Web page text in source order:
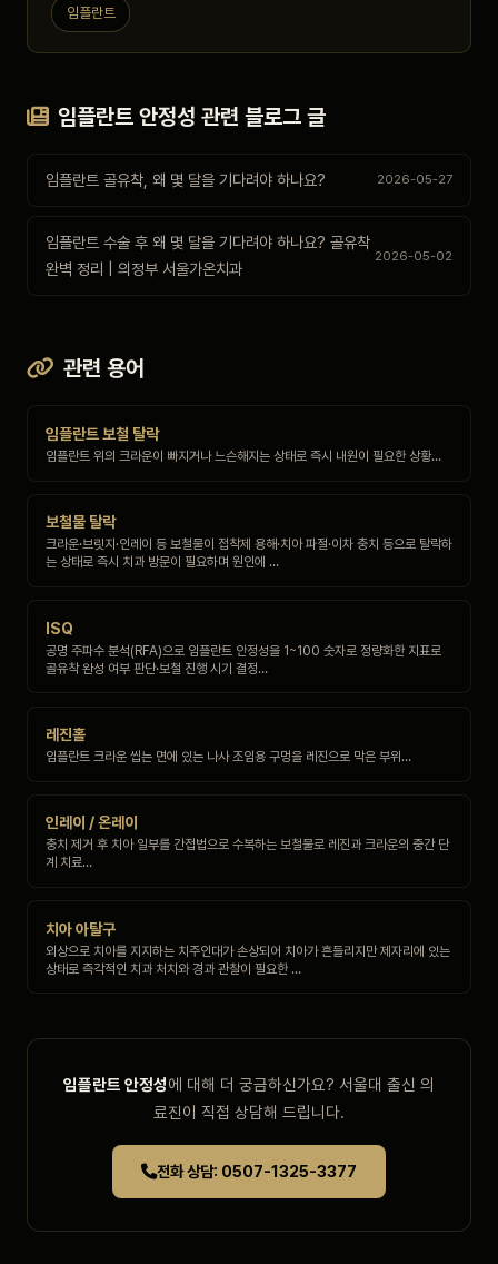
임플란트
임플란트 안정성 관련 블로그 글
임플란트 골유착, 왜 몇 달을 기다려야 하나요? 2026-05-27
임플란트 수술 후 왜 몇 달을 기다려야 하나요? 골유착
완벽 정리 | 의정부 서울가온치과
2026-05-02
관련 용어
임플란트 보철 탈락
임플란트 위의 크라운이 빠지거나 느슨해지는 상태로 즉시 내원이 필요한 상황…
보철물 탈락
크라운·브릿지·인레이 등 보철물이 접착제 용해·치아 파절·이차 충치 등으로 탈락하
는 상태로 즉시 치과 방문이 필요하며 원인에 …
ISQ
공명 주파수 분석(RFA)으로 임플란트 안정성을 1~100 숫자로 정량화한 지표로
골유착 완성 여부 판단·보철 진행 시기 결정…
레진홀
임플란트 크라운 씹는 면에 있는 나사 조임용 구멍을 레진으로 막은 부위…
인레이 / 온레이
충치 제거 후 치아 일부를 간접법으로 수복하는 보철물로 레진과 크라운의 중간 단
계 치료…
치아 아탈구
외상으로 치아를 지지하는 치주인대가 손상되어 치아가 흔들리지만 제자리에 있는
상태로 즉각적인 치과 처치와 경과 관찰이 필요한 …
임플란트 안정성에 대해 더 궁금하신가요? 서울대 출신 의
료진이 직접 상담해 드립니다.
전화 상담: 0507-1325-3377